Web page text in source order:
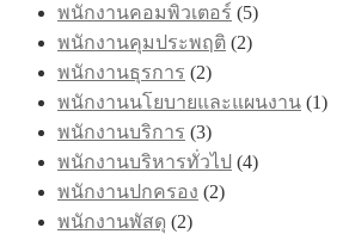
พนักงานคอมพิวเตอร์ (5)
พนักงานคุมประพฤติ (2)
พนักงานธุรการ (2)
พนักงานนโยบายและแผนงาน (1)
พนักงานบริการ (3)
พนักงานบริหารทั่วไป (4)
พนักงานปกครอง (2)
พนักงานพัสดุ (2)